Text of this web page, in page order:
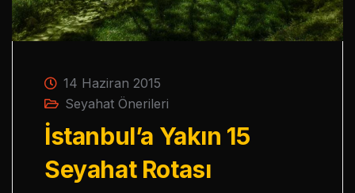
14 Haziran 2015
Seyahat Önerileri
İstanbul’a Yakın 15
Seyahat Rotası